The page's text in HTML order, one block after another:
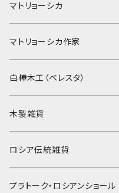
マトリョーシカ
ノン入れ子マトリョーシカ
イコンモチーフ
クリスマス
ノリンスクの子達
動物マトリョーシカ
マトリョーシカ作家
イリーナ・ヴァトゥルーシキナ
タマラ・コリエワ
ナジェジダ・イワンツォワ
リュボーフィ・ブズイキナ
白樺木工（ベレスタ）
型押しの箱
キャニスター
白樺編み
木製雑貨
ニードルケース・お針刺し
ベル・起きあがりこぼし
ロシア伝統雑貨
ホフロマ
プラトーク・ロシアンショール